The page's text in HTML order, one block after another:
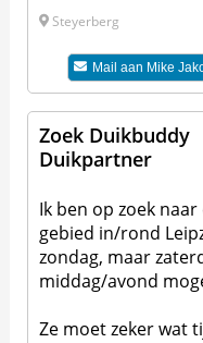
Steyerberg
Mail aan Mike
Zoek Duikbuddy
Duikpartner
Ik ben op zoek
gebied in/rond
zondag, maar
middag/avond
Ze moet zeker wat